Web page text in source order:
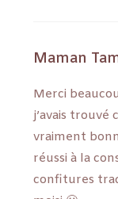
Maman
Merci
j’avais
vraiment
réussi à la
confitures